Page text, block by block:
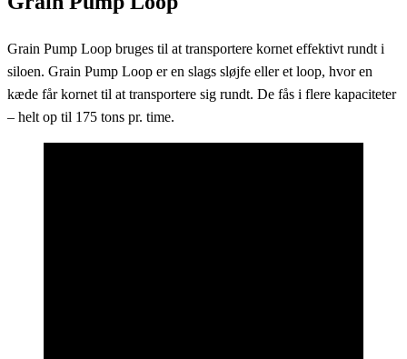
Grain Pump Loop bruges til at transportere kornet effektivt rundt i
siloen. Grain Pump Loop er en slags sløjfe eller et loop, hvor en
kæde får kornet til at transportere sig rundt. De fås i flere kapaciteter
– helt op til 175 tons pr. time.